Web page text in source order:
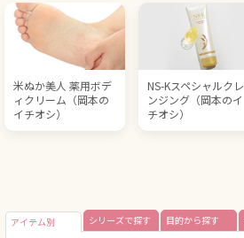
米ぬか美人 薬用ボデ
ィクリーム（岡本の
イチオシ）
NS-Kスペシャルクレ
ンジング（岡本のイ
チオシ）
アイテム別 シリーズで探す 目的から探す